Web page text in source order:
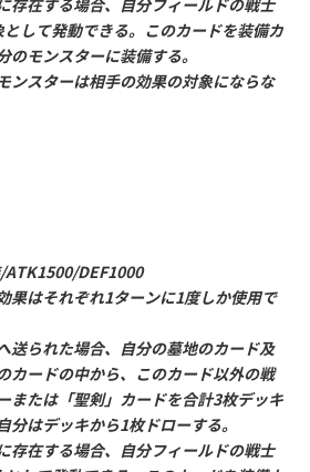
在する場合、自分フィールドの戦士
して発動できる。このカードを装備カ
のモンスターに装備する。
スターは相手の効果の対象にならな
ATK1500/DEF1000
はそれぞれ1ターンに1度しか使用で
られた場合、自分の墓地のカード及
カードの中から、このカード以外の戦
または「聖剣」カードを合計3枚デッキ
分はデッキから1枚ドローする。
在する場合、自分フィールドの戦士